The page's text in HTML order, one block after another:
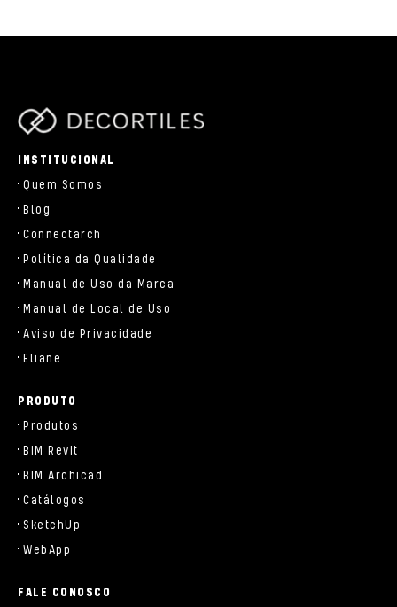
INSTITUCIONAL
Quem Somos
Blog
Connectarch
Política da Qualidade
Manual de Uso da Marca
Manual de Local de Uso
Aviso de Privacidade
Eliane
PRODUTO
Produtos
BIM Revit
BIM Archicad
Catálogos
SketchUp
WebApp
FALE CONOSCO